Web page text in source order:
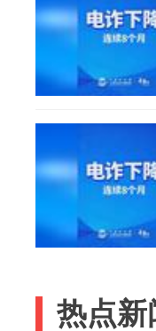
热点新